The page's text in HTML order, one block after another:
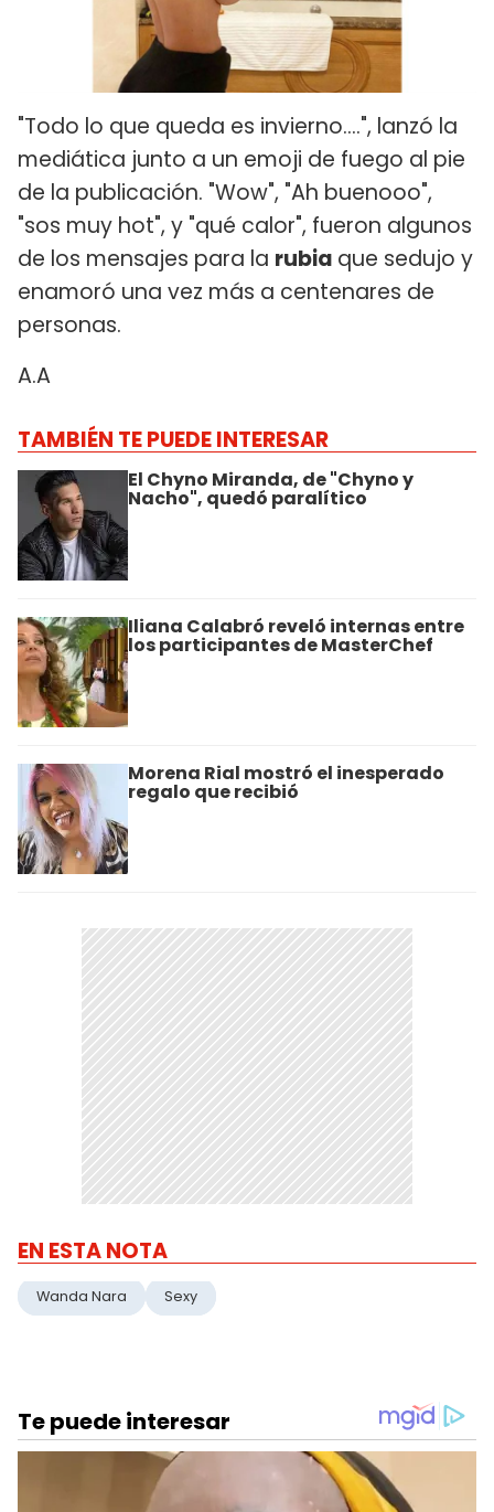
"Todo lo que queda es invierno....", lanzó la
mediática junto a un emoji de fuego al pie
de la publicación. "Wow", "Ah buenooo",
"sos muy hot", y "qué calor", fueron algunos
de los mensajes para la rubia que sedujo y
enamoró una vez más a centenares de
personas.
A.A
TAMBIÉN TE PUEDE INTERESAR
El Chyno Miranda, de "Chyno y
Nacho", quedó paralítico
Iliana Calabró reveló internas entre
los participantes de MasterChef
Morena Rial mostró el inesperado
regalo que recibió
EN ESTA NOTA
Wanda Nara Sexy